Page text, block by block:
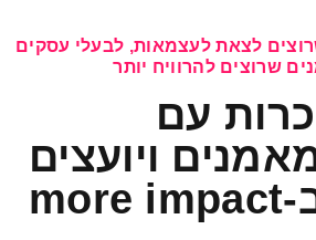
לצאת לעצמאות, לבעלי עסקים
שרוצים להרוויח יותר
עם
ויועצים
more impact